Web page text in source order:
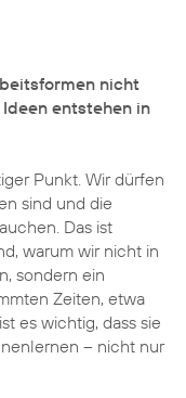
nicht
entstehen in
Punkt. Wir dürfen
sind und die
Das ist
warum wir nicht in
sondern ein
Zeiten, etwa
es wichtig, dass sie
– nicht nur